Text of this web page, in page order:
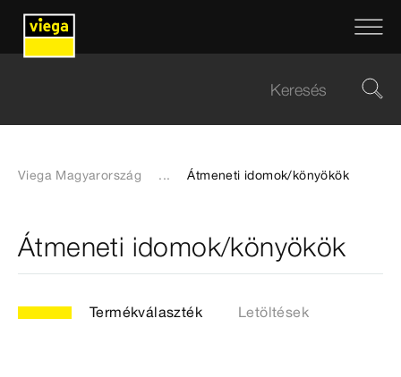
Viega Magyarország ... Átmeneti idomok/könyökök
Átmeneti idomok/könyökök
Termékválaszték Letöltések